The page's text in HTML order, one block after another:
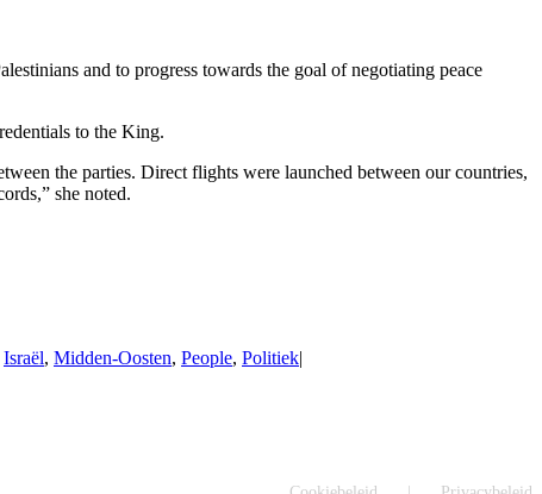
and to progress towards the goal of negotiating peace
to the King.
the parties. Direct flights were launched between our countries,
she noted.
Israël, Midden-Oosten, People, Politiek|